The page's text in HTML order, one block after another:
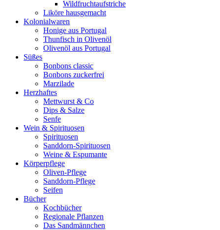
Wildfruchtaufstriche
Liköre hausgemacht
Kolonialwaren
Honige aus Portugal
Thunfisch in Olivenöl
Olivenöl aus Portugal
Süßes
Bonbons classic
Bonbons zuckerfrei
Marzilade
Herzhaftes
Mettwurst & Co
Dips & Salze
Senfe
Wein & Spirituosen
Spirituosen
Sanddorn-Spirituosen
Weine & Espumante
Körperpflege
Oliven-Pflege
Sanddorn-Pflege
Seifen
Bücher
Kochbücher
Regionale Pflanzen
Das Sandmännchen